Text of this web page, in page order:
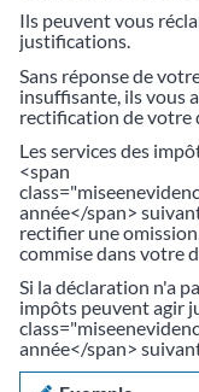
Ils peuvent vous
justifications.
Sans réponse de
insuffisante, ils vous
rectification de votre
Les services des
<span
année</span>
rectifier une
commise dans votre
Si la déclaration n'a
impôts peuvent agir
année</span>